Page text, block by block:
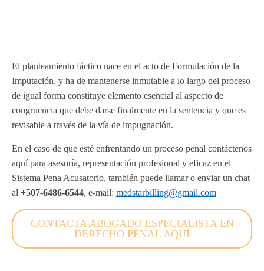
El planteamiento fáctico nace en el acto de Formulación de la
Imputación, y ha de mantenerse inmutable a lo largo del proceso
de igual forma constituye elemento esencial al aspecto de
congruencia que debe darse finalmente en la sentencia y que es
revisable a través de la vía de impugnación.
En el caso de que esté enfrentando un proceso penal contáctenos
aquí para asesoría, representación profesional y eficaz en el
Sistema Pena Acusatorio, también puede llamar o enviar un chat
al +507-6486-6544, e-mail: medstarbilling@gmail.com
CONTACTA ABOGADO ESPECIALISTA EN
DERECHO PENAL AQUÍ